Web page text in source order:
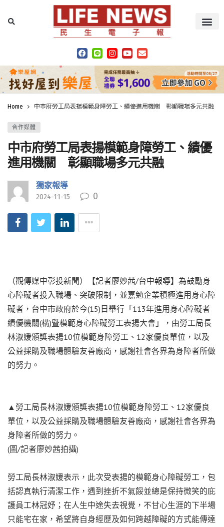
Home 中市府勞工局表揚模範身障勞工、績優進用機關 彰顯職場多元共融
合作媒體
中市府勞工局表揚模範身障勞工、績優
進用機關 彰顯職場多元共融
獨家報導
2024-11-15 0
（觀傳媒中彰投新聞）【記者廖妙茜/台中報導】為鼓勵身
心障礙者投入職場、突破限制，並嘉勉企業積極進用身心障
礙者，台中市政府於今(15)日舉行「113年進用身心障礙者
績優機關(構)暨模範身心障礙勞工表揚大會」，由勞工局長
林淑媛頒獎表揚10位模範身障勞工、12家優良單位，以及
公益採購及職場體驗友善廠商，感謝社會各界為身障者所做
的努力。
▲勞工局長林淑媛頒獎表揚10位模範身障勞工、12家優良
單位，以及公益採購及職場體驗友善廠商，感謝社會各界為
身障者所做的努力。
(圖/記者廖妙茜拍攝)
勞工局長林淑媛表示，此次受表揚的模範身心障礙勞工，包
括認真執行清潔工作，遇到挫折不氣餒並總是保持微笑的庇
護員工林冠妤；在人生中途失去視覺，不甘心生涯的下半場
只能宅在家，希望將自身經歷及如何跨越障礙的方式能傳達